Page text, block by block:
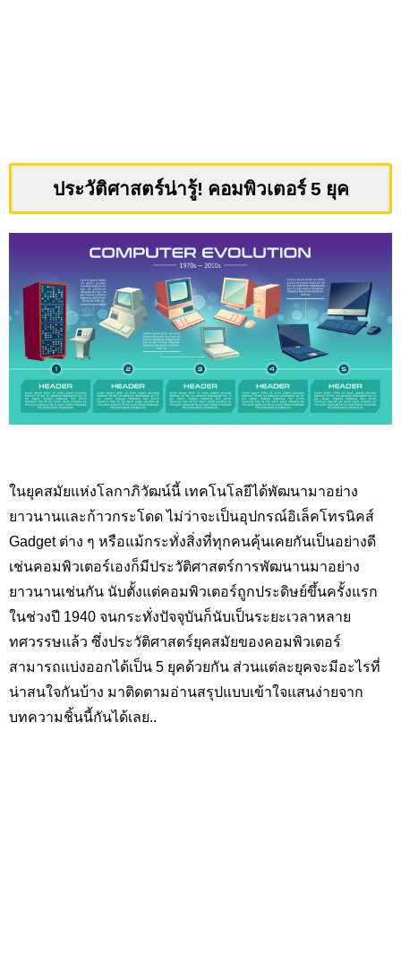
ประวัติศาสตร์น่ารู้! คอมพิวเตอร์ 5 ยุค
ในยุคสมัยแห่งโลกาภิวัฒน์นี้ เทคโนโลยีได้พัฒนามาอย่าง
ยาวนานและก้าวกระโดด ไม่ว่าจะเป็นอุปกรณ์อิเล็คโทรนิคส์
Gadgetต่าง ๆ หรือแม้กระทั่งสิ่งที่ทุกคนคุ้นเคยกันเป็นอย่างดี
เช่นคอมพิวเตอร์เองก็มีประวัติศาสตร์การพัฒนานมาอย่าง
ยาวนานเช่นกัน นับตั้งแต่คอมพิวเตอร์ถูกประดิษย์ขึ้นครั้งแรก
ในช่วงปี 1940 จนกระทั่งปัจจุบันก็นับเป็นระยะเวลาหลาย
ทศวรรษแล้ว ซึ่งประวัติศาสตร์ยุคสมัยของคอมพิวเตอร์
สามารถแบ่งออกได้เป็น 5 ยุคด้วยกัน ส่วนแต่ละยุคจะมีอะไรที่
น่าสนใจกันบ้าง มาติดตามอ่านสรุปแบบเข้าใจแสนง่ายจาก
บทความชิ้นนี้กันได้เลย..